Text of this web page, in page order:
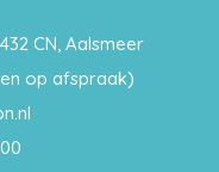
CN, Aalsmeer
op afspraak)